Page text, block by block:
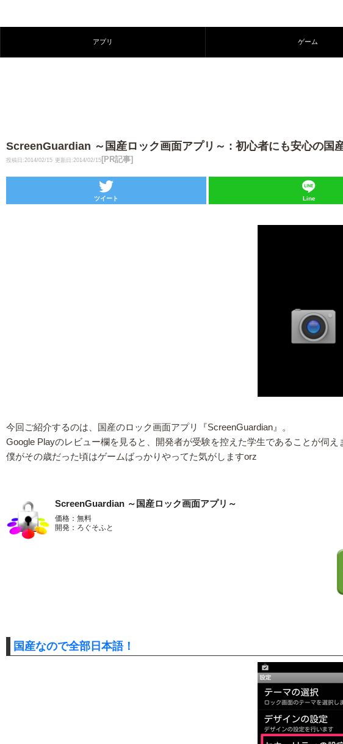
アプリ ゲーム
ScreenGuardian ～国産ロック画面アプリ～ : 初心者にも安心の国
投稿日:2014/02/15 更新日:2014/02/15 [PR記事]
ツイート Line
今回ご紹介するのは、国産のロック画面アプリ『ScreenGuardian』。
Google Playのレビュー欄を見ると、開発者が受験を控えた学生であることが伺え
僕がその歳だった頃はゲームばっかりやってた気がしますorz
ScreenGuardian ～国産ロック画面アプリ～
価格：無料
開発：ろぐそふと
国産なので全部日本語！